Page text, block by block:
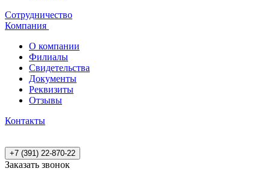
Сотрудничество
Компания
О компании
Филиалы
Свидетельства
Документы
Реквизиты
Отзывы
Контакты
+7 (391) 22-870-22
Заказать звонок